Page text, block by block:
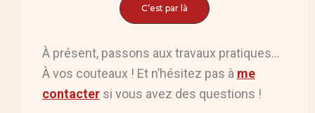
C’est par là
À présent, passons aux travaux pratiques…
À vos couteaux ! Et n’hésitez pas à me
contactersi vous avez des questions !